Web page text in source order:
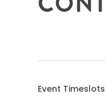
Event